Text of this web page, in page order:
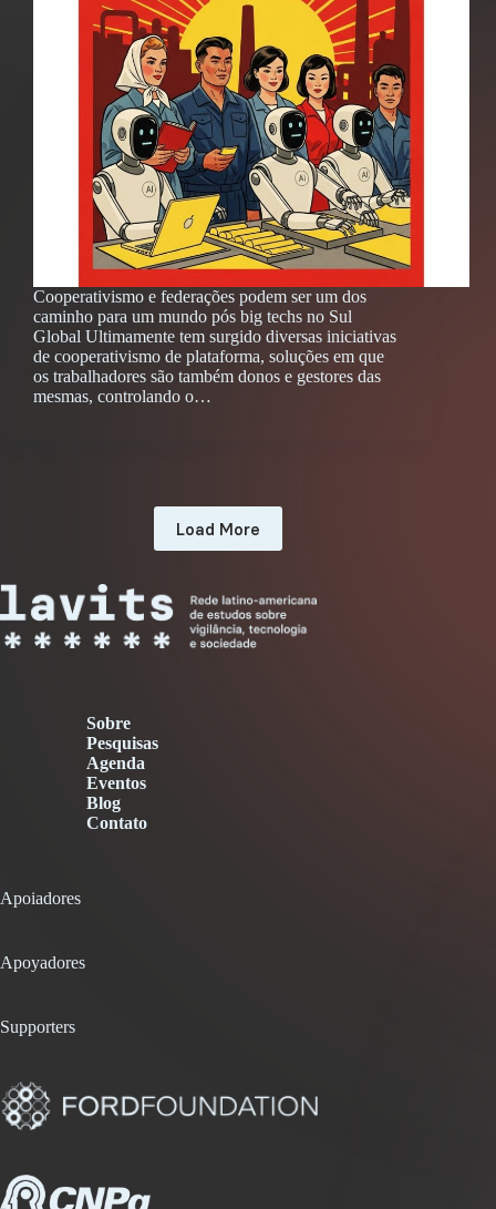
Cooperativismo e federações podem ser um dos
caminho para um mundo pós big techs no Sul
Global Ultimamente tem surgido diversas iniciativas
de cooperativismo de plataforma, soluções em que
os trabalhadores são também donos e gestores das
mesmas, controlando o…
Load More
Sobre
Pesquisas
Agenda
Eventos
Blog
Contato
Apoiadores
Apoyadores
Supporters